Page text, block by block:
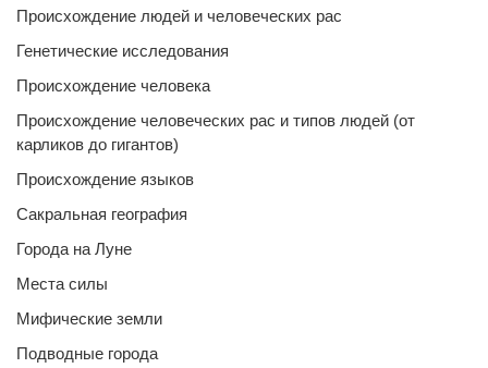
Происхождение людей и человеческих рас
Генетические исследования
Происхождение человека
Происхождение человеческих рас и типов людей (от
карликов до гигантов)
Происхождение языков
Сакральная география
Города на Луне
Места силы
Мифические земли
Подводные города